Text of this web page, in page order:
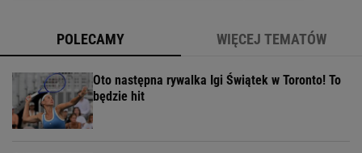
POLECAMY WIĘCEJ TEMATÓW
Oto następna rywalka Igi Świątek w Toronto! To
będzie hit